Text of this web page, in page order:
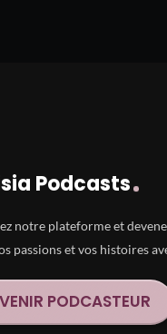
Podcasts
notre plateforme et
passions et vos histoires
PODCASTEUR